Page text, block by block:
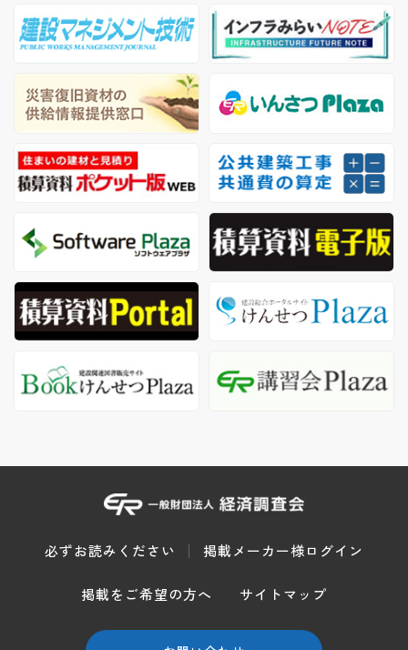
必ずお読みください 掲載メーカー様ログイン
掲載をご希望の方へ サイトマップ